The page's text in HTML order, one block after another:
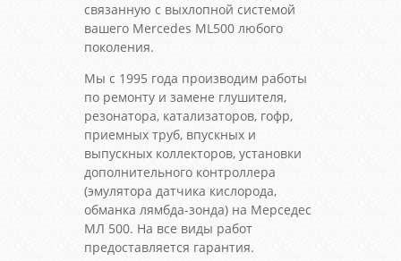
связанную с выхлопной системой
вашего Mercedes ML500 любого
поколения.
Мы с 1995 года производим работы
по ремонту и замене глушителя,
резонатора, катализаторов, гофр,
приемных труб, впускных и
выпускных коллекторов, установки
дополнительного контроллера
(эмулятора датчика кислорода,
обманка лямбда-зонда) на Мерседес
МЛ 500. На все виды работ
предоставляется гарантия.